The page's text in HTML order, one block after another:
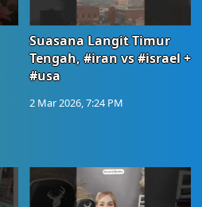
Suasana Langit Timur
Tengah, #iran vs #israel +
#usa
2 Mar 2026, 7:24 PM